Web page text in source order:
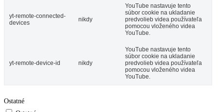
yt-remote-connected-
devices
nikdy
YouTube nastavuje tento
súbor cookie na ukladanie
predvolieb videa používateľa
pomocou vloženého videa
YouTube.
yt-remote-device-id nikdy
YouTube nastavuje tento
súbor cookie na ukladanie
predvolieb videa používateľa
pomocou vloženého videa
YouTube.
Ostatné